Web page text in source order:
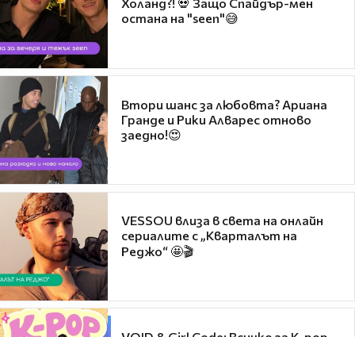
остана на "seen"😅
Втори шанс за любовта? Ариана
Гранде и Рики Алварес отново
заедно!😍
VESSOU влиза в света на онлайн
сериалите с „Кварталът на
Реджо“ 🤩🎬